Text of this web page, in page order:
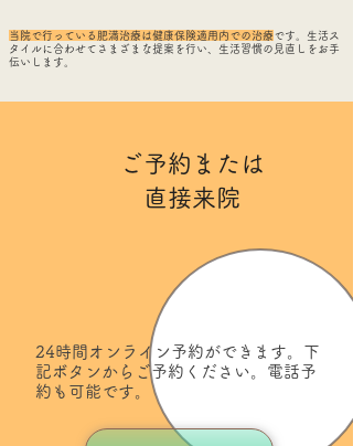
​ 当院で行っている肥満治療は健康保険適用内での治療 です。生活ス
タイルに合わせてさまざまな提案を行い、生活習慣の見直しをお手
伝いします。​​​​
ご予約または
直接来院
24時間オンライン予約ができます。下
記ボタンからご予約ください。電話予
約も可能です。